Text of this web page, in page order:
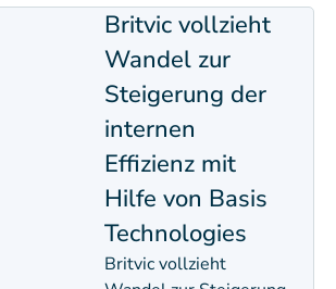
Britvic vollzieht
Wandel zur
Steigerung der
internen
Effizienz mit
Hilfe von Basis
Technologies​
Britvic vollzieht